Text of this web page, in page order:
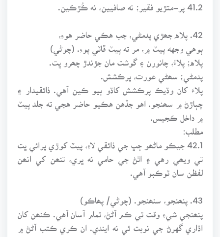
41.2 پر-متڙيو فقير؛ نه صافيين، نه ڪُڙڪين.
ٻوهي وجهه پيٽ ۾، مر ته پيٽ ڦاٽي پوءِ. (چوڻي)
پلاه؛ پلاءُ، چانورن ۽ گوشت مان جڙندڙ چھرو ڀت.
پلاءَ کان وڌيڪ پرڪشش کاڌو ٻيو ڪين آهي. ذائقيدار ۽
چٻاڙڻ ۾ سھنجو. اهو جڏهن هڪيو حاضر هجي ته جلد پيٽ
۾ داخل ڪجيس.
مطلب:
42.1 جيڪو ماڻھو ڄڀ جي ذائقي لاءِ، پيٽ کوڙي پرائي ڀت
تي ويھي رهي ۽ اٿڻ جي حامي نه ڀري، تنھن کي انھن
لفظن سان ٽوڪبو آهي.
پنھنجي شيءِ وقت تي ڪم آڻڻ، تمام آسان آهي. ڪنھن کان
اڌاري گهرڻ جي نوبت ئي نه ايندي. ان ڪري ڪتب آڻڻ ۾